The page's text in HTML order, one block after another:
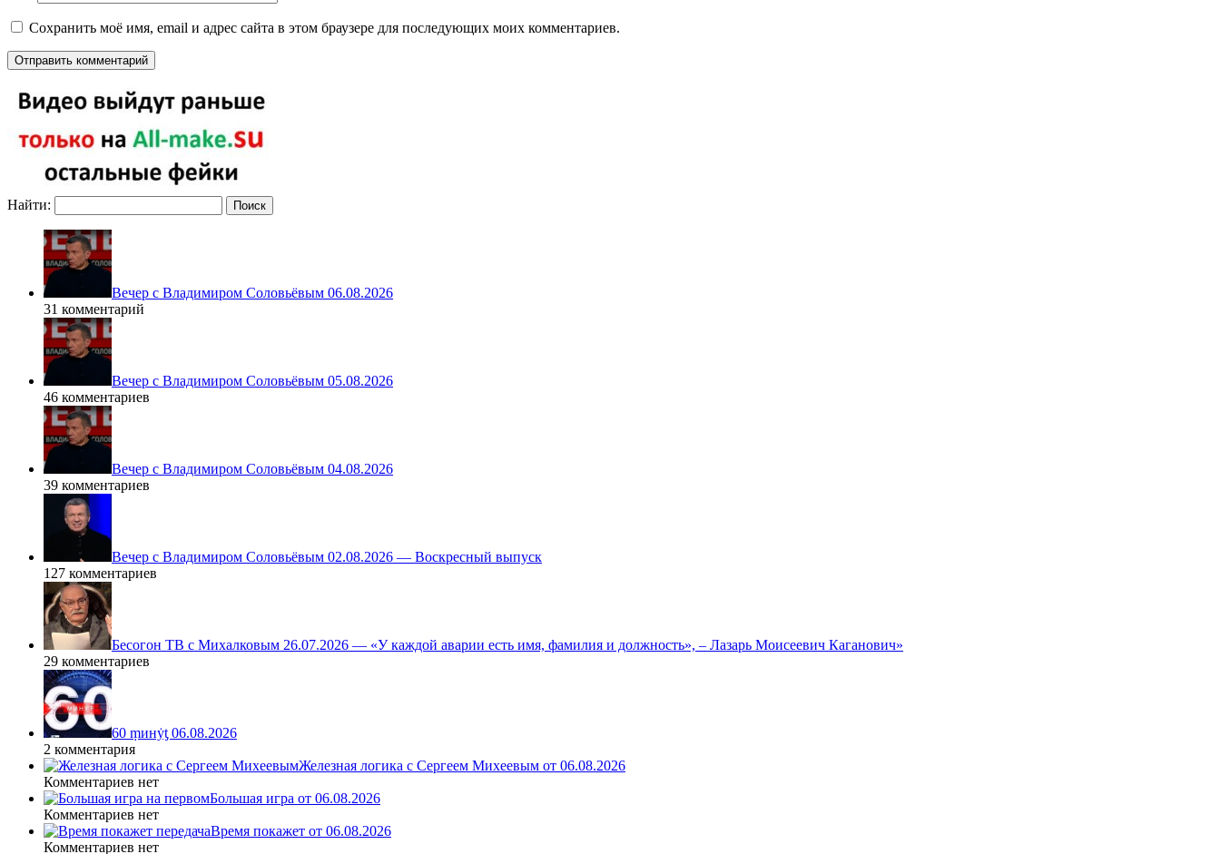
Сохранить моё имя, email и адрес сайта в этом браузере для последующих моих комментариев.
Найти:
Вечер с Владимиром Соловьёвым 06.08.2026
31 комментарий
Вечер с Владимиром Соловьёвым 05.08.2026
46 комментариев
Вечер с Владимиром Соловьёвым 04.08.2026
39 комментариев
Вечер с Владимиром Соловьёвым 02.08.2026 — Воскресный выпуск
127 комментариев
Бесогон ТВ с Михалковым 26.07.2026 — «У каждой аварии есть имя, фамилия и должность», – Лазарь Моисеевич Каганович»
29 комментариев
60 ṃинẏƫ 06.08.2026
2 комментария
Железная логика с Сергеем Михеевым от 06.08.2026
Комментариев нет
Большая игра от 06.08.2026
Комментариев нет
Время покажет от 06.08.2026
Комментариев нет